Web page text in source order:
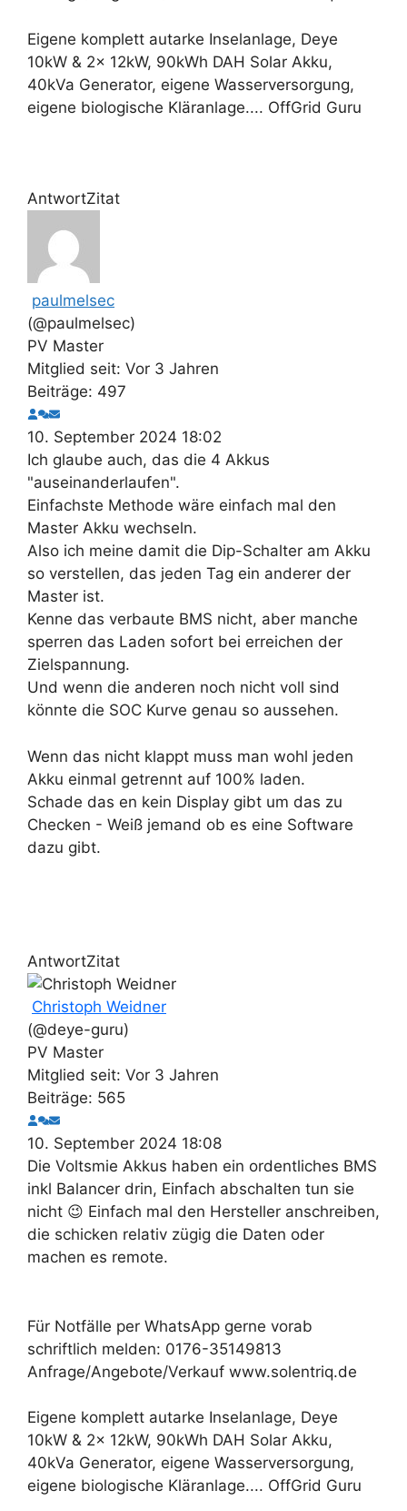
Eigene komplett autarke Inselanlage, Deye
10kW & 2x 12kW, 90kWh DAH Solar Akku,
40kVa Generator, eigene Wasserversorgung,
eigene biologische Kläranlage.... OffGrid Guru
AntwortZitat
paulmelsec
(@paulmelsec)
PV Master
Mitglied seit: Vor 3 Jahren
Beiträge: 497
10. September 2024 18:02
Ich glaube auch, das die 4 Akkus
"auseinanderlaufen".
Einfachste Methode wäre einfach mal den
Master Akku wechseln.
Also ich meine damit die Dip-Schalter am Akku
so verstellen, das jeden Tag ein anderer der
Master ist.
Kenne das verbaute BMS nicht, aber manche
sperren das Laden sofort bei erreichen der
Zielspannung.
Und wenn die anderen noch nicht voll sind
könnte die SOC Kurve genau so aussehen.
Wenn das nicht klappt muss man wohl jeden
Akku einmal getrennt auf 100% laden.
Schade das en kein Display gibt um das zu
Checken - Weiß jemand ob es eine Software
dazu gibt.
AntwortZitat
Christoph Weidner
(@deye-guru)
PV Master
Mitglied seit: Vor 3 Jahren
Beiträge: 565
10. September 2024 18:08
Die Voltsmie Akkus haben ein ordentliches BMS
inkl Balancer drin, Einfach abschalten tun sie
nicht 😉 Einfach mal den Hersteller anschreiben,
die schicken relativ zügig die Daten oder
machen es remote.
Für Notfälle per WhatsApp gerne vorab
schriftlich melden: 0176-35149813
Anfrage/Angebote/Verkauf www.solentriq.de
Eigene komplett autarke Inselanlage, Deye
10kW & 2x 12kW, 90kWh DAH Solar Akku,
40kVa Generator, eigene Wasserversorgung,
eigene biologische Kläranlage.... OffGrid Guru